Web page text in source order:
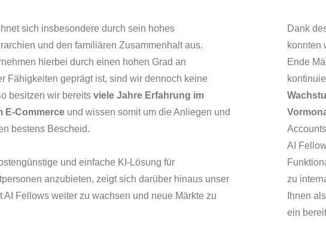
sich insbesondere durch sein hohes
und den familiären Zusammenhalt aus.
hierbei durch einen hohen Grad an
Fähigkeiten geprägt ist, sind wir dennoch keine
besitzen wir bereits viele Jahre Erfahrung im
E-Commerce und wissen somit um die Anliegen und
bestens Bescheid.
und einfache KI-Lösung für
anzubieten, zeigt sich darüber hinaus unser
AI Fellows weiter zu wachsen und neue Märkte zu
Dank
konnten
Ende
AI
zu
Ihnen
ein